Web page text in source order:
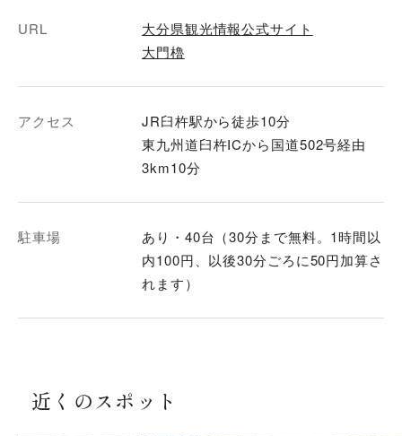
URL
大分県観光情報公式サイト
大門櫓
アクセス
JR臼杵駅から徒歩10分
東九州道臼杵ICから国道502号経由
3km10分
駐車場
あり・40台（30分まで無料。1時間以
内100円、以後30分ごろに50円加算さ
れます）
近くのスポット